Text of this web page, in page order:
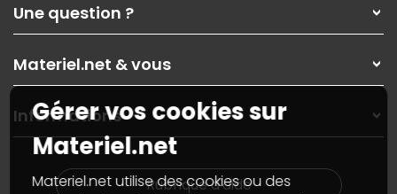
Nos services
Les magasins Materiel.net
Nos solutions pour les pros
Contactez-nous
Une question ?
Paiement, livraison
Garanties,Pack Zen
SAV, demander un retour
Informations
Guides d'achats et tutoriels
Materiel.net & vous
On répare votre PC portable
On rachète votre carte graphique
PC sur mesure : Votre RDV personnalisé
Notre démarche écologique
Materiel.net recrute
Informations
Plan du site
Nos marques
Rubrique d'aide
Gérer vos cookies sur
Materiel.net
Materiel.net utilise des cookies ou des